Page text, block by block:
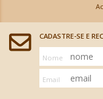
CADASTRE-SE E
Nome
Email